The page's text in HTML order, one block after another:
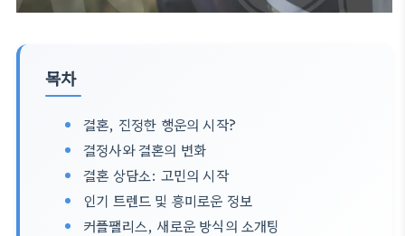
목차
결혼, 진정한 행운의 시작?
결정사와 결혼의 변화
결혼 상담소: 고민의 시작
인기 트렌드 및 흥미로운 정보
커플팰리스, 새로운 방식의 소개팅